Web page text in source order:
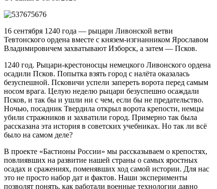
16 сентября 1240 года — рыцари Ливонской ветви
Тевтонского ордена вместе с князем-изгнанником Ярославом
Владимировичем захватывают Изборск, а затем — Псков.
1240 год. Рыцари-крестоносцы немецкого Ливонского ордена
осадили Псков. Попытка взять город с налёта оказалась
безуспешной. Псковичи успели запереть ворота перед самым
носом врага. Целую неделю рыцари безуспешно осаждали
Псков, и так бы и ушли ни с чем, если бы не предательство.
Ночью, посадник Твердила открыл ворота крепости, немцы
убили стражников и захватили город. Примерно так была
рассказана эта история в советских учебниках. Но так ли всё
было на самом деле?
В проекте «Бастионы России» мы рассказываем о крепостях,
повлиявших на развитие нашей страны о самых яростных
осадах и сражениях, поменявших ход самой истории. Для нас
это не просто набор дат и фактов. Наши эксперименты
позволят понять, как работали военные технологии давно